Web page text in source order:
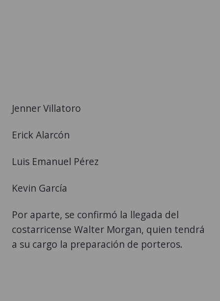
Jenner Villatoro
Erick Alarcón
Luis Emanuel Pérez
Kevin García
Por aparte, se confirmó la llegada del
costarricense Walter Morgan, quien tendrá
a su cargo la preparación de porteros.